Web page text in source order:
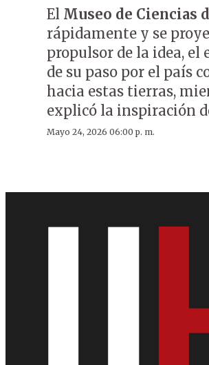
El Museo de Ciencias
rápidamente y se
propulsor de la idea, el
de su paso por el país
hacia estas tierras,
explicó la inspiración
Mayo 24, 2026 06:00 p. m.